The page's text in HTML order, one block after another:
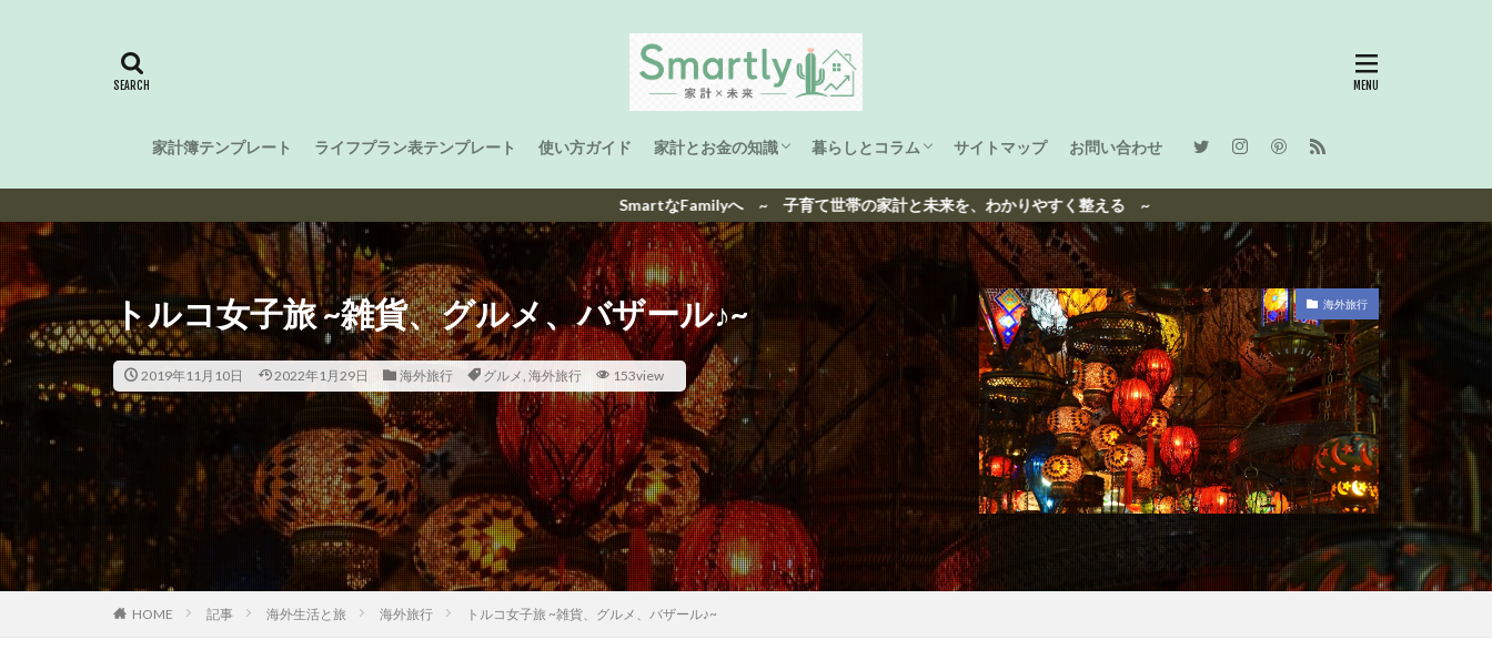
家計簿テンプレート ライフプラン表テンプレート 使い方ガイド 家計とお金の知識
家計管理
ライフプラン
資産形成
暮らしとコラム
子育て
海外生活と旅
洋楽ヒット曲ランキング
日本ヒット曲ランキング
サイトマップ お問い合わせ
SmartなFamilyへ ~ 子育て世帯の家計と未来を、わかりやすく整える ~
トルコ女子旅 ~雑貨、グルメ、バザール♪~
2019年11月10日 2022年1月29日 海外旅行 グルメ, 海外旅行 153view
海外旅行
HOME 記事 海外生活と旅 海外旅行 トルコ女子旅 ~雑貨、グルメ、バザール♪~